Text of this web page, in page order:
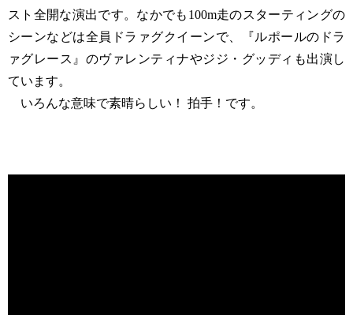
スト全開な演出です。なかでも100m走のスターティングの
シーンなどは全員ドラァグクイーンで、『ルポールのドラ
ァグレース』のヴァレンティナやジジ・グッディも出演し
ています。
いろんな意味で素晴らしい！ 拍手！です。